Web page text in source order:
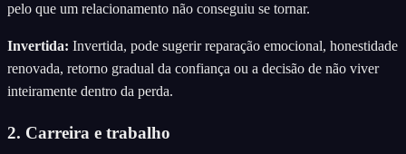
pelo que um relacionamento não conseguiu se tornar.
Invertida: Invertida, pode sugerir reparação emocional, honestidade
renovada, retorno gradual da confiança ou a decisão de não viver
inteiramente dentro da perda.
2. Carreira e trabalho